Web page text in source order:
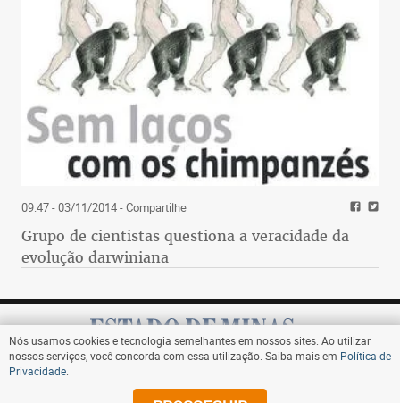
09:47 - 03/11/2014- Compartilhe
Grupo de cientistas questiona a veracidade da
evolução darwiniana
Assine
Nós usamos cookies e tecnologia semelhantes em nossos sites. Ao utilizar
nossos serviços, você concorda com essa utilização. Saiba mais em Política de
Privacidade